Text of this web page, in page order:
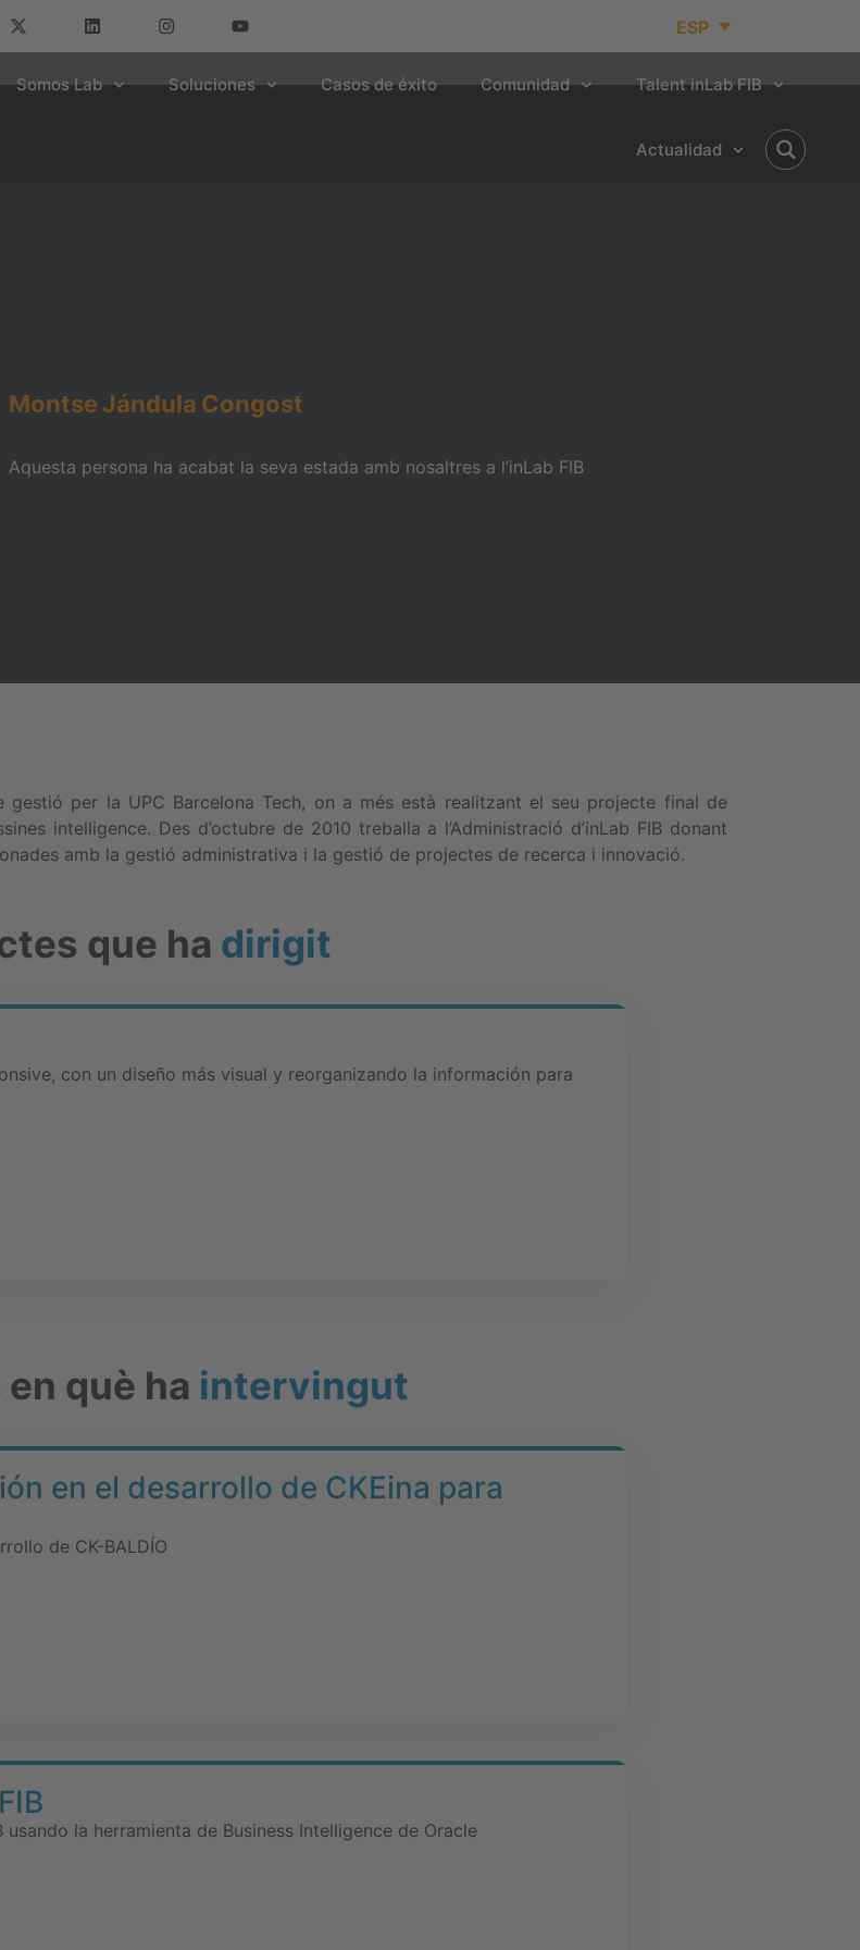
ESP
Somos Lab Soluciones Casos de éxito Comunidad Talent inLab FIB
Actualidad
Montse Jándula Congost
Aquesta persona ha acabat la seva estada amb nosaltres a l’inLab FIB
per la UPC Barcelona Tech, on a més està realitzant el seu projecte final de
intelligence. Des d’octubre de 2010 treballa a l’Administració d’inLab FIB donant
amb la gestió administrativa i la gestió de projectes de recerca i innovació.
que ha dirigit
con un diseño más visual y reorganizando la información para
què ha intervingut
en el desarrollo de CKEina para
de CK-BALDÍO
la herramienta de Business Intelligence de Oracle